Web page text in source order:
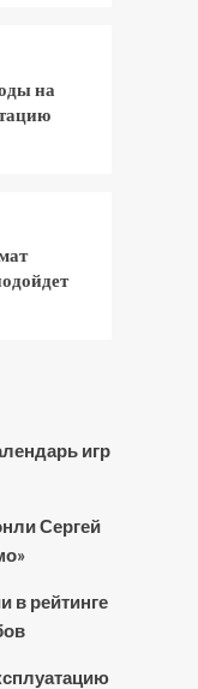
на
игр
Сергей
в рейтинге